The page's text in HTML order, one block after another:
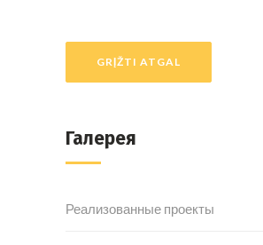
GRĮŽTI ATGAL
Галерея
Реализованные проекты